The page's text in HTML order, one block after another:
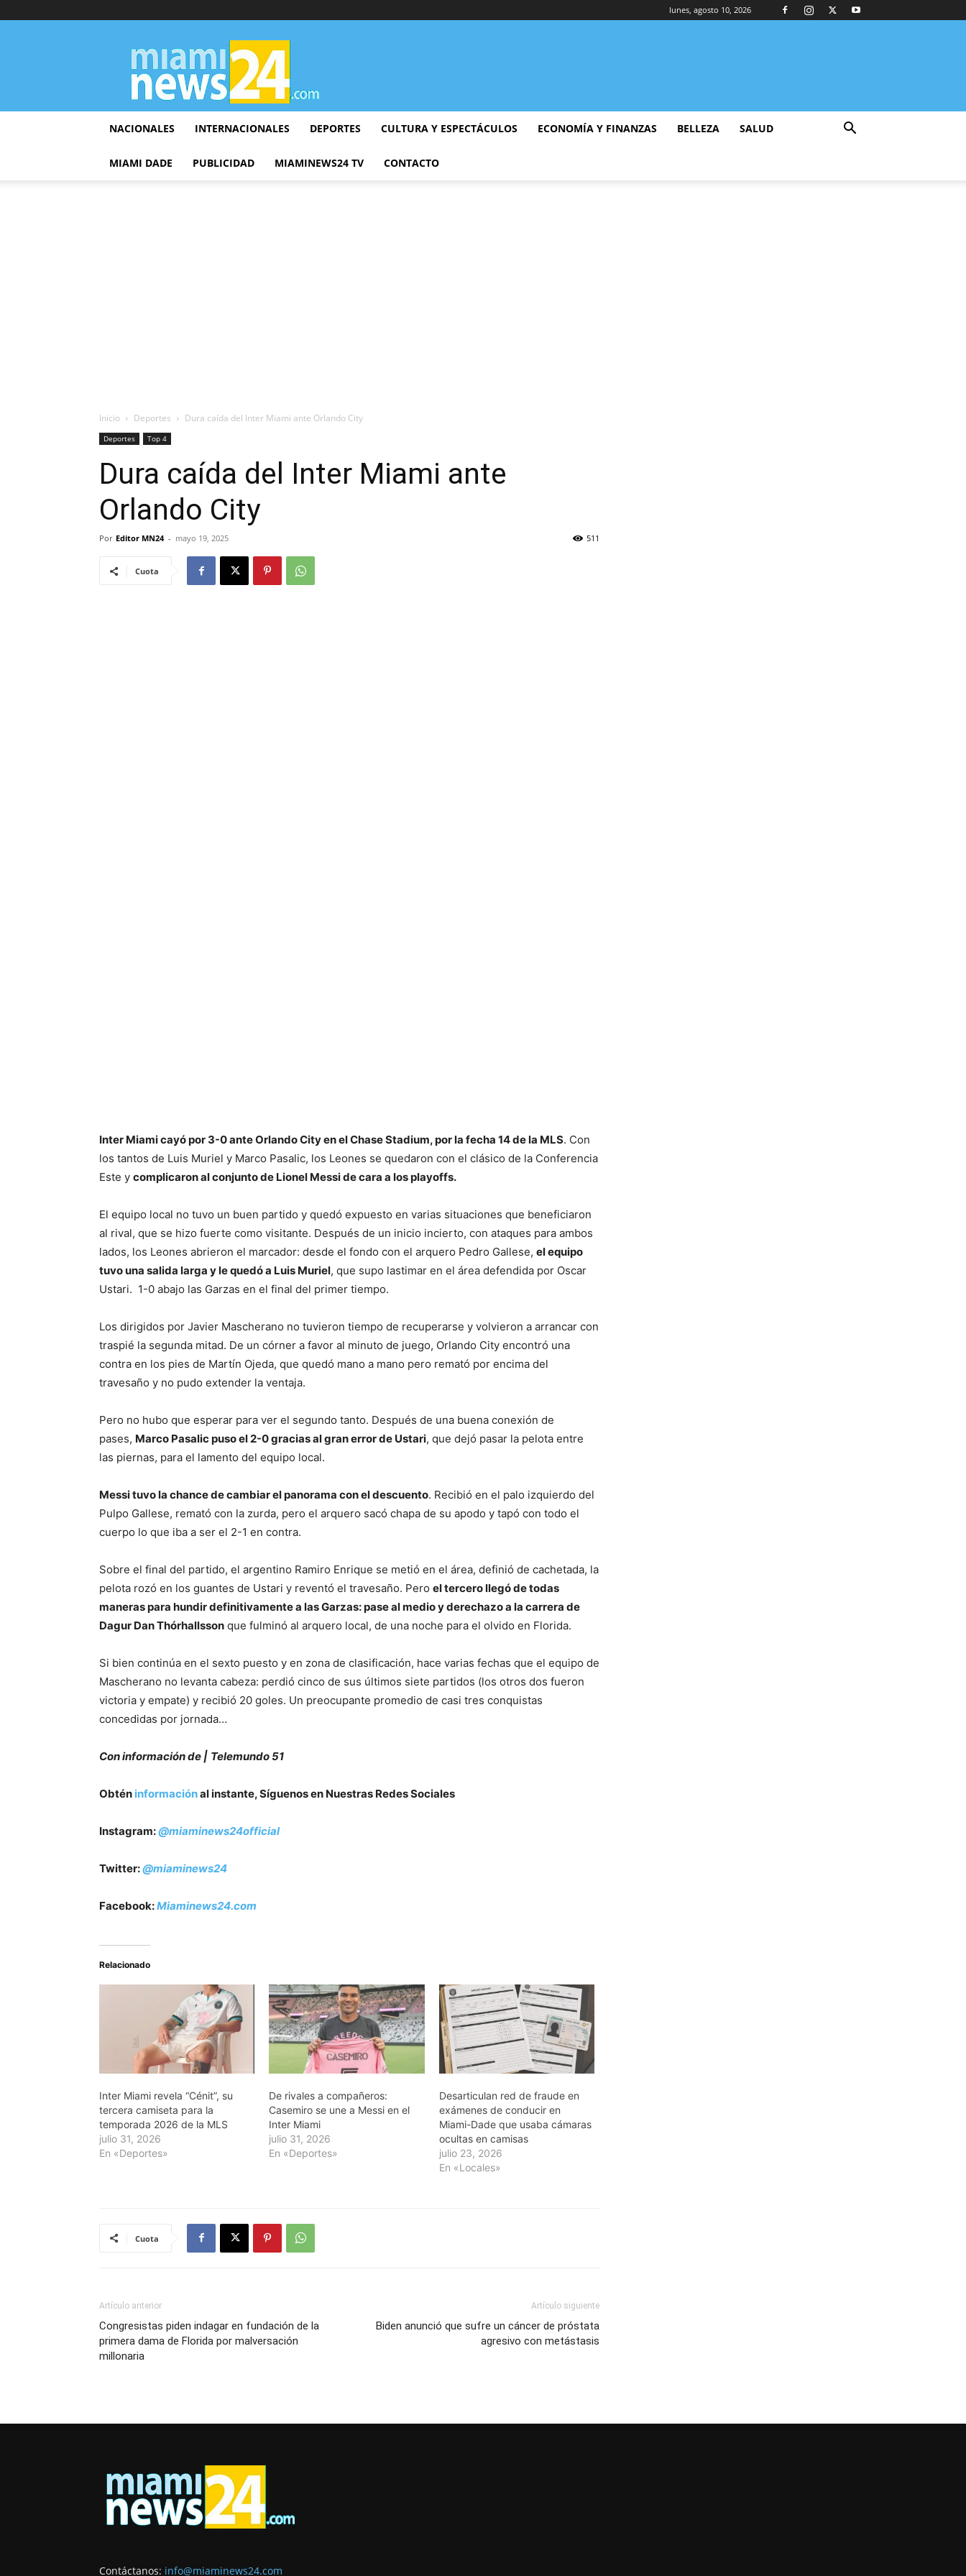
lunes, agosto 10, 2026
▷
Miami
News
24
NACIONALES INTERNACIONALES DEPORTES CULTURA Y ESPECTÁCULOS ECONOMÍA Y FINANZAS BELLEZA SALUD
MIAMI DADE PUBLICIDAD MIAMINEWS24 TV CONTACTO
Inicio Deportes Dura caída del Inter Miami ante Orlando City
Deportes Top 4
Dura caída del Inter Miami ante
Orlando City
Por Editor MN24 - mayo 19, 2025 511
Cuota
Inter Miami cayó por 3-0 ante Orlando City en el Chase Stadium, por la fecha 14 de la MLS. Con
los tantos de Luis Muriel y Marco Pasalic, los Leones se quedaron con el clásico de la Conferencia
Este y complicaron al conjunto de Lionel Messi de cara a los playoffs.
El equipo local no tuvo un buen partido y quedó expuesto en varias situaciones que beneficiaron
al rival, que se hizo fuerte como visitante. Después de un inicio incierto, con ataques para ambos
lados, los Leones abrieron el marcador: desde el fondo con el arquero Pedro Gallese, el equipo
tuvo una salida larga y le quedó a Luis Muriel, que supo lastimar en el área defendida por Oscar
Ustari. 1-0 abajo las Garzas en el final del primer tiempo.
Los dirigidos por Javier Mascherano no tuvieron tiempo de recuperarse y volvieron a arrancar con
traspié la segunda mitad. De un córner a favor al minuto de juego, Orlando City encontró una
contra en los pies de Martín Ojeda, que quedó mano a mano pero remató por encima del
travesaño y no pudo extender la ventaja.
Pero no hubo que esperar para ver el segundo tanto. Después de una buena conexión de
pases, Marco Pasalic puso el 2-0 gracias al gran error de Ustari, que dejó pasar la pelota entre
las piernas, para el lamento del equipo local.
Messi tuvo la chance de cambiar el panorama con el descuento. Recibió en el palo izquierdo del
Pulpo Gallese, remató con la zurda, pero el arquero sacó chapa de su apodo y tapó con todo el
cuerpo lo que iba a ser el 2-1 en contra.
Sobre el final del partido, el argentino Ramiro Enrique se metió en el área, definió de cachetada, la
pelota rozó en los guantes de Ustari y reventó el travesaño. Pero el tercero llegó de todas
maneras para hundir definitivamente a las Garzas: pase al medio y derechazo a la carrera de
Dagur Dan Thórhallsson que fulminó al arquero local, de una noche para el olvido en Florida.
Si bien continúa en el sexto puesto y en zona de clasificación, hace varias fechas que el equipo de
Mascherano no levanta cabeza: perdió cinco de sus últimos siete partidos (los otros dos fueron
victoria y empate) y recibió 20 goles. Un preocupante promedio de casi tres conquistas
concedidas por jornada…
Con información de | Telemundo 51
Obtén informaciónal instante, Síguenos en Nuestras Redes Sociales
Instagram:@miaminews24official
Twitter:@miaminews24
Facebook:Miaminews24.com
Relacionado
Inter Miami revela “Cénit”, su
tercera camiseta para la
temporada 2026 de la MLS
julio 31, 2026
En «Deportes»
De rivales a compañeros:
Casemiro se une a Messi en el
Inter Miami
julio 31, 2026
En «Deportes»
Desarticulan red de fraude en
exámenes de conducir en
Miami-Dade que usaba cámaras
ocultas en camisas
julio 23, 2026
En «Locales»
Cuota
Artículo anterior
Congresistas piden indagar en fundación de la
primera dama de Florida por malversación
millonaria
Artículo siguiente
Biden anunció que sufre un cáncer de próstata
agresivo con metástasis
Contáctanos: info@miaminews24.com